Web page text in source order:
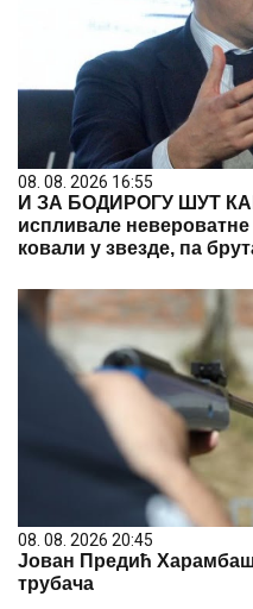
08. 08. 2026 16:55
И ЗА БОДИРОГУ ШУТ
испливале
ковали у звезде, па
08. 08. 2026 20:45
Јован Предић
трубача